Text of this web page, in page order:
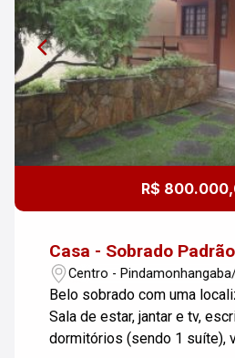
R$
Casa - Sobrado Padrão
Centro -
Belo sobrado com uma
Sala de estar, jantar e tv,
dormitórios (sendo 1 suíte),